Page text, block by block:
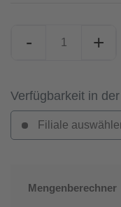
- +
Verfügbarkeit in
Filiale
Mengenberechner